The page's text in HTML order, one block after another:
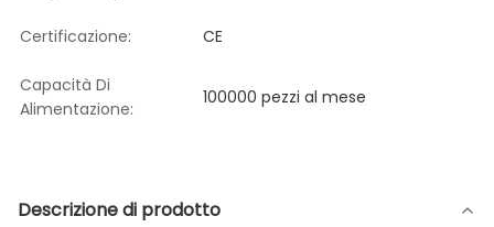
Certificazione: CE
Capacità Di
Alimentazione:
100000 pezzi al mese
Descrizione di prodotto